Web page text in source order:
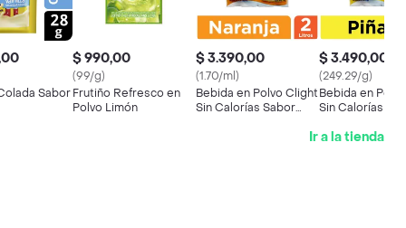
Sabor
$ 990,00
(99/g)
Frutiño Refresco en
Polvo Limón
$ 3.390,00
(1.70/ml)
Bebida en Polvo Clight
Sin Calorías Sabor
$ 3.490,00
(249.29/g)
Bebida en
Sin Calorías
Ir a la tienda